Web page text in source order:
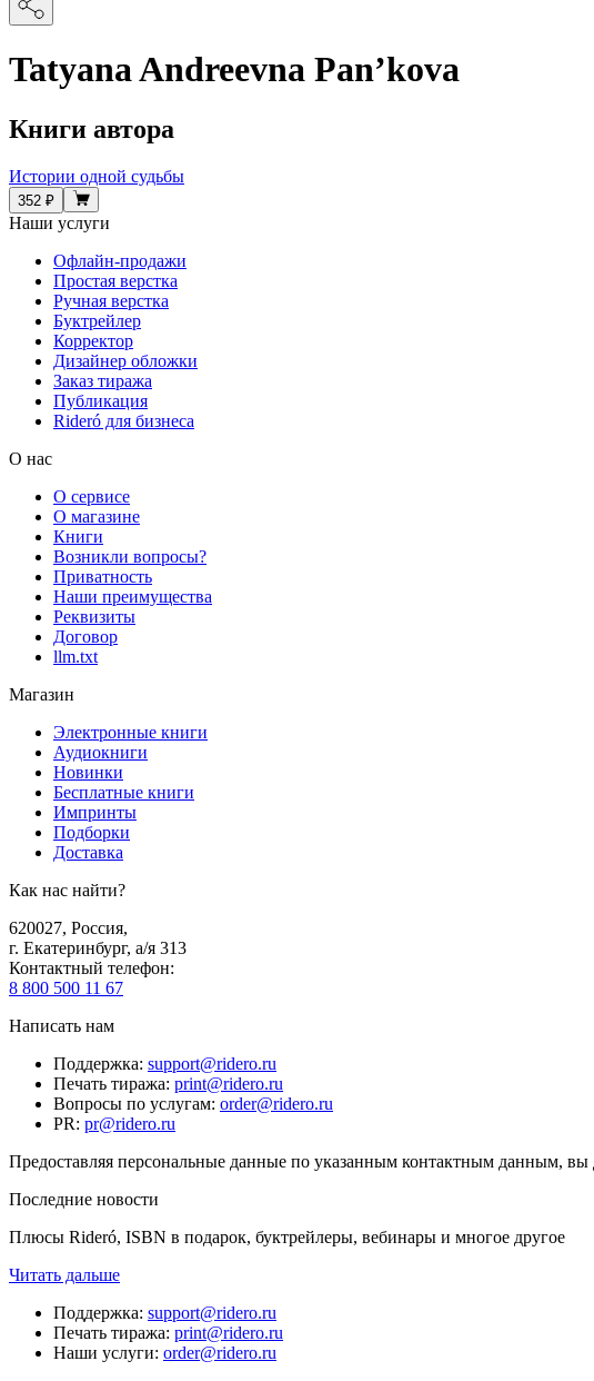
Tatyana Andreevna Pan’kova
Книги автора
Истории одной судьбы
352 ₽
Наши услуги
Офлайн-продажи
Простая верстка
Ручная верстка
Буктрейлер
Корректор
Дизайнер обложки
Заказ тиража
Публикация
Rideró для бизнеса
О нас
О сервисе
О магазине
Книги
Возникли вопросы?
Приватность
Наши преимущества
Реквизиты
Договор
llm.txt
Магазин
Электронные книги
Аудиокниги
Новинки
Бесплатные книги
Импринты
Подборки
Доставка
Как нас найти?
620027, Россия,
г. Екатеринбург, а/я 313
Контактный телефон:
8 800 500 11 67
Написать нам
Поддержка: support@ridero.ru
Печать тиража: print@ridero.ru
Вопросы по услугам: order@ridero.ru
PR: pr@ridero.ru
Предоставляя персональные данные по указанным контактным данным, вы
Последние новости
Плюсы Rideró, ISBN в подарок, буктрейлеры, вебинары и многое другое
Читать дальше
Поддержка: support@ridero.ru
Печать тиража: print@ridero.ru
Наши услуги: order@ridero.ru